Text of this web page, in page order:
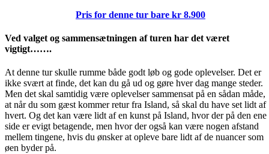
Pris for denne tur bare kr 8.900
Ved valget og sammensætningen af turen har det været
vigtigt…….
At denne tur skulle rumme både godt løb og gode oplevelser. Det er
ikke svært at finde, det kan du gå ud og gøre hver dag mange steder.
Men det skal samtidig være oplevelser sammensat på en sådan måde,
at når du som gæst kommer retur fra Island, så skal du have set lidt af
hvert. Og det kan være lidt af en kunst på Island, hvor der på den ene
side er evigt betagende, men hvor der også kan være nogen afstand
mellem tingene, hvis du ønsker at opleve bare lidt af de nuancer som
øen byder på.